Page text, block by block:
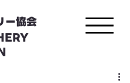
ー協会